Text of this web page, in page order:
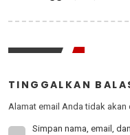
TINGGALKAN
Alamat email Anda tidak akan
Simpan nama, email,